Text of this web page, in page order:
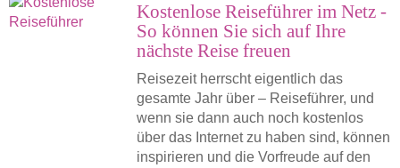
Kostenlose Reiseführer im Netz -
So können Sie sich auf Ihre
nächste Reise freuen
Reisezeit herrscht eigentlich das
gesamte Jahr über – Reiseführer, und
wenn sie dann auch noch kostenlos
über das Internet zu haben sind, können
inspirieren und die Vorfreude auf den